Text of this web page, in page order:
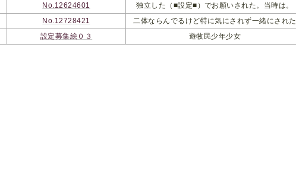
No.12624601
独立した（■設定■）でお願いされた。当時は。
No.12728421
二体ならんでるけど特に気にされず一緒にされた
設定募集絵０３ 遊牧民少年少女